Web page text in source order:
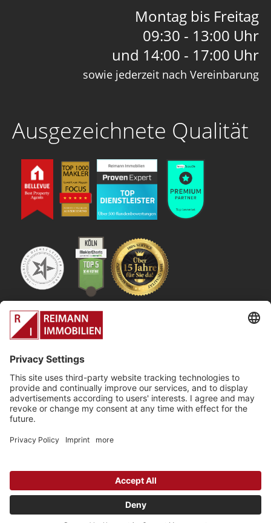
Montag bis Freitag
09:30 - 13:00 Uhr
und 14:00 - 17:00 Uhr
sowie jederzeit nach Vereinbarung
Ausgezeichnete Qualität
Immobilienexperten im